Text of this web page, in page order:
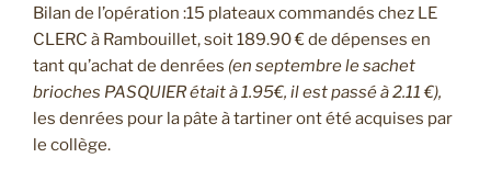
Bilan de l’opération :15 plateaux commandés chez LE
CLERC à Rambouillet, soit 189.90 € de dépenses en
tant qu’achat de denrées (en septembre le sachet
brioches PASQUIER était à 1.95€, il est passé à 2.11 €),
les denrées pour la pâte à tartiner ont été acquises par
le collège.